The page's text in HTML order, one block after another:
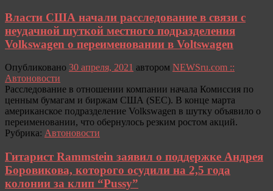
Власти США начали расследование в связи с
неудачной шуткой местного подразделения
Volkswagen о переименовании в Voltswagen
Опубликовано 30 апреля, 2021 автором NEWSru.com ::
Автоновости
Расследование в отношении компании начала Комиссия по
ценным бумагам и биржам США (SEC). В конце марта
американское подразделение Volkswagen в шутку объявило о
переименовании, что обернулось резким ростом акций.
Рубрика: Автоновости
Гитарист Rammstein заявил о поддержке Андрея
Боровикова, которого осудили на 2,5 года
колонии за клип “Pussy”